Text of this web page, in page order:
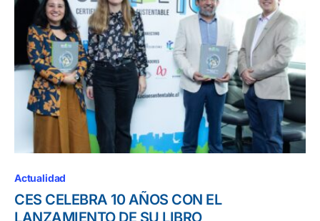
Actualidad
CES CELEBRA 10 AÑOS CON EL